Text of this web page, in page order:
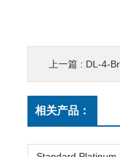
上一篇 : DL-4-
相关产品：